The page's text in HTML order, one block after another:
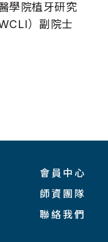
學院植牙研究
）副院士
會員中心
師資團隊
聯絡我們